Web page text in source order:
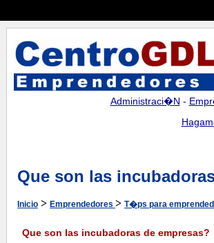
Administraci�n -
Que son las
Inicio > Emprendedores > T�ps para
Que son las incubadoras de empresas?